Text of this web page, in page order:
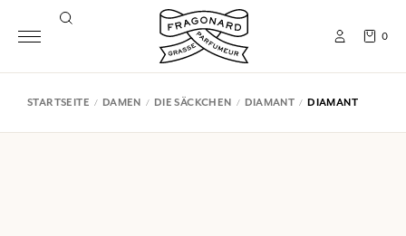
0
STARTSEITE DAMEN DIE SÄCKCHEN DIAMANT DIAMANT